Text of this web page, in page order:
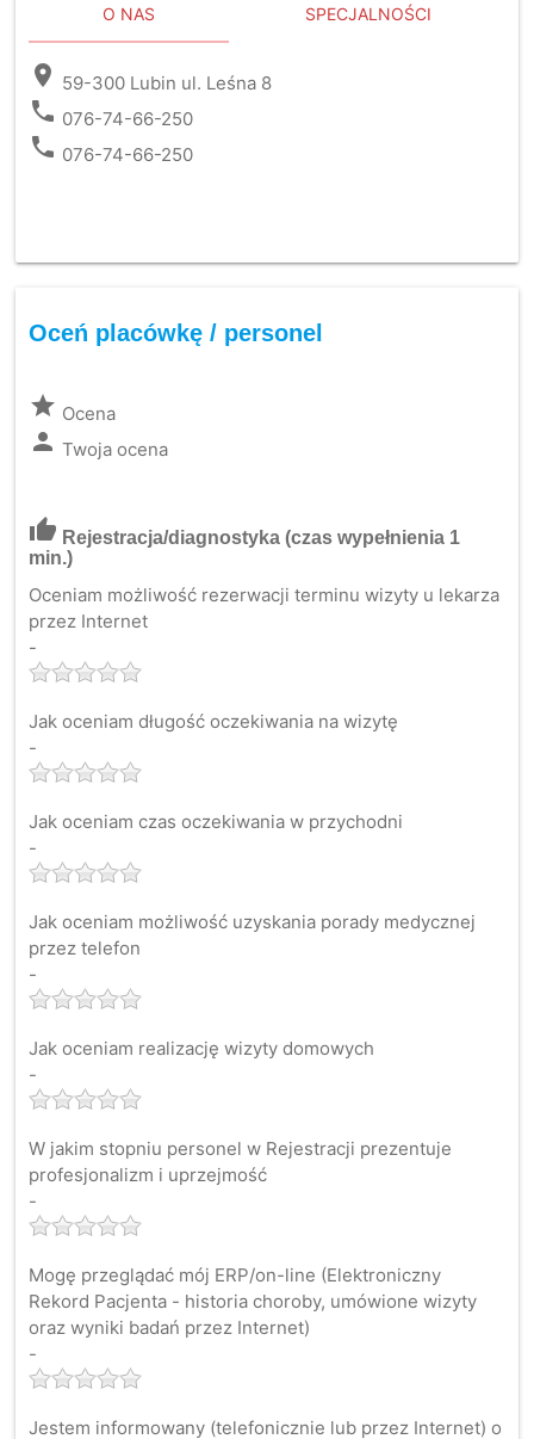
O NAS SPECJALNOŚCI
location_on 59-300 Lubin ul. Leśna 8
phone 076-74-66-250
phone 076-74-66-250
Oceń placówkę / personel
grade Ocena
person Twoja ocena
thumb_up Rejestracja/diagnostyka (czas wypełnienia 1
min.)
Oceniam możliwość rezerwacji terminu wizyty u lekarza
przez Internet
-
Jak oceniam długość oczekiwania na wizytę
-
Jak oceniam czas oczekiwania w przychodni
-
Jak oceniam możliwość uzyskania porady medycznej
przez telefon
-
Jak oceniam realizację wizyty domowych
-
W jakim stopniu personel w Rejestracji prezentuje
profesjonalizm i uprzejmość
-
Mogę przeglądać mój ERP/on-line (Elektroniczny
Rekord Pacjenta - historia choroby, umówione wizyty
oraz wyniki badań przez Internet)
-
Jestem informowany (telefonicznie lub przez Internet) o